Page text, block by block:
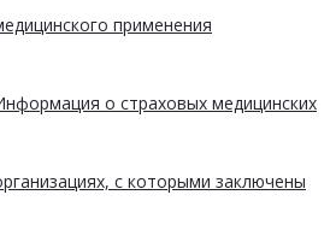
применения
о страховых медицинских
с которыми заключены